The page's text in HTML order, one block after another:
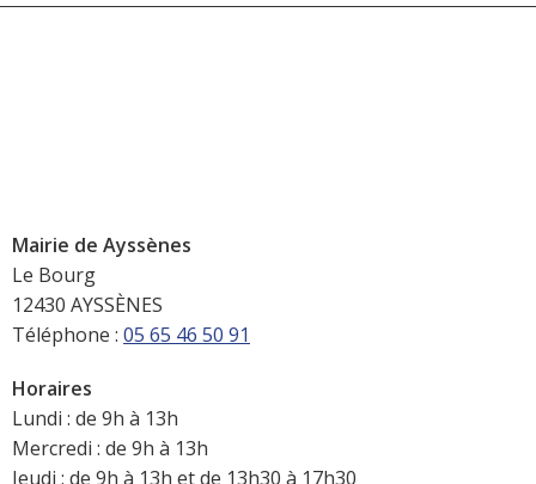
Mairie de Ayssènes
Le Bourg
12430 AYSSÈNES
Téléphone : 05 65 46 50 91
Horaires
Lundi : de 9h à 13h
Mercredi : de 9h à 13h
Jeudi : de 9h à 13h et de 13h30 à 17h30